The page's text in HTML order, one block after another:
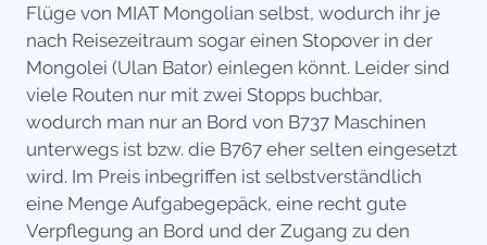
Flüge von MIAT Mongolian selbst, wodurch ihr je
nach Reisezeitraum sogar einen Stopover in der
Mongolei (Ulan Bator) einlegen könnt. Leider sind
viele Routen nur mit zwei Stopps buchbar,
wodurch man nur an Bord von B737 Maschinen
unterwegs ist bzw. die B767 eher selten eingesetzt
wird. Im Preis inbegriffen ist selbstverständlich
eine Menge Aufgabegepäck, eine recht gute
Verpflegung an Bord und der Zugang zu den